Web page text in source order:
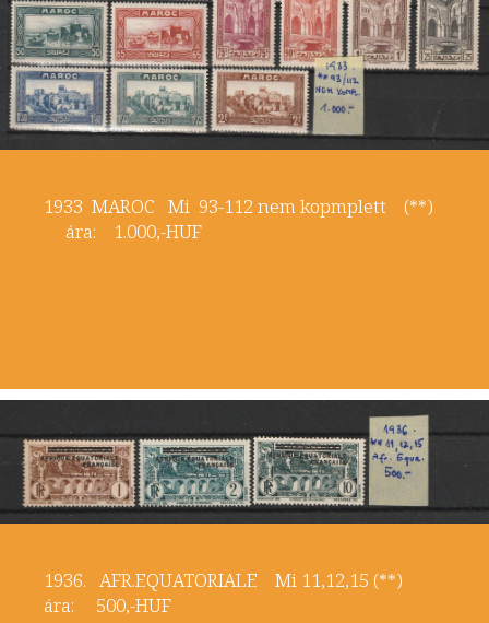
1933 MAROC Mi 93-112 nem kopmplett (**)
ára: 1.000,-HUF
1936. AFR.EQUATORIALE Mi 11,12,15 (**)
ára: 500,-HUF